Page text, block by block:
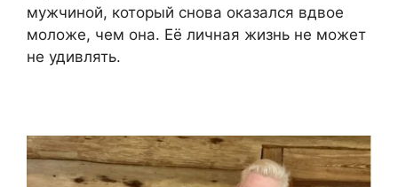
мужчиной, который снова оказался вдвое
моложе, чем она. Её личная жизнь не может
не удивлять.